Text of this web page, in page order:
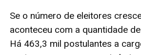
Se o número de eleitores
aconteceu com a quantidade
Há 463,3 mil postulantes a